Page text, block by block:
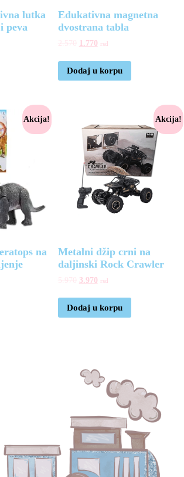
lutka
peva
Edukativna magnetna
dvostrana tabla
1.770 rsd
Dodaj u korpu
Akcija!
na
Akcija!
Metalni džip crni na
daljinski Rock Crawler
3.970 rsd
Dodaj u korpu